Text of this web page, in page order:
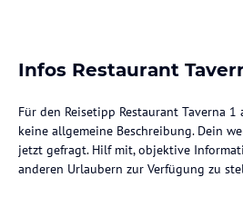
Infos Restaurant
Für den Reisetipp Restaurant Taverna
keine allgemeine Beschreibung. Dein
jetzt gefragt. Hilf mit, objektive
anderen Urlaubern zur Verfügung zu